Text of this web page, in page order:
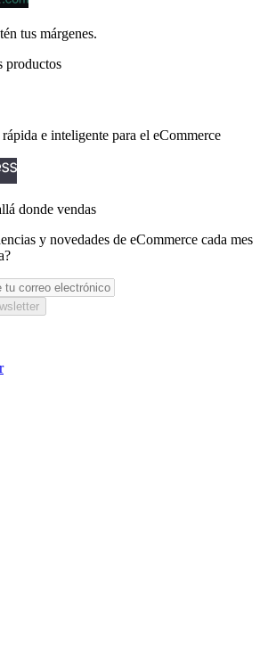
tus márgenes.
productos
e inteligente para el eCommerce
donde vendas
y novedades de eCommerce cada mes